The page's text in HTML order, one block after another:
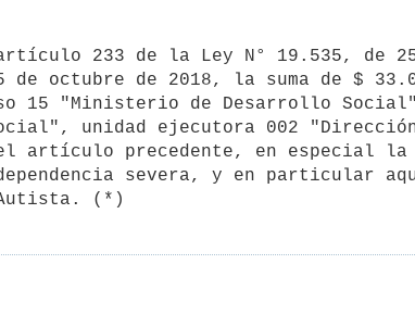
octubre de 2018, la suma de $
15 "Ministerio de Desarrollo
unidad ejecutora 002
precedente, en especial la
severa, y en particular